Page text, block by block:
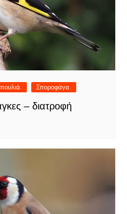
Σποροφάγα.
– διατροφή